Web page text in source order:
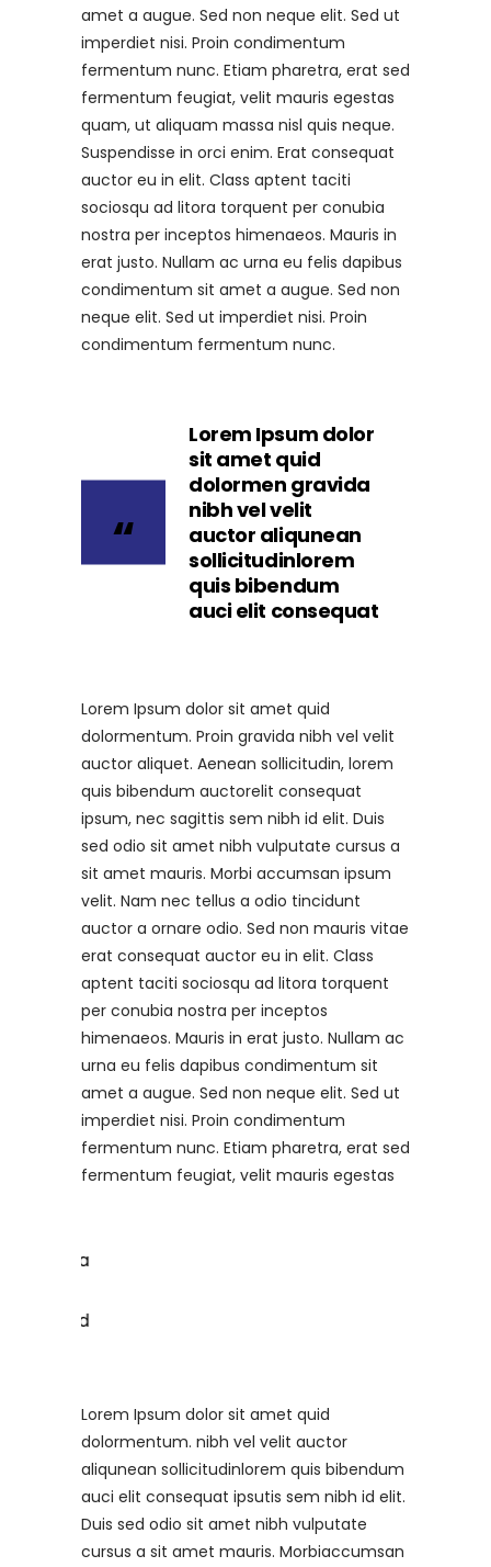
amet a augue. Sed non neque elit. Sed ut
imperdiet nisi. Proin condimentum
fermentum nunc. Etiam pharetra, erat sed
fermentum feugiat, velit mauris egestas
quam, ut aliquam massa nisl quis neque.
Suspendisse in orci enim. Erat consequat
auctor eu in elit. Class aptent taciti
sociosqu ad litora torquent per conubia
nostra per inceptos himenaeos. Mauris in
erat justo. Nullam ac urna eu felis dapibus
condimentum sit amet a augue. Sed non
neque elit. Sed ut imperdiet nisi. Proin
condimentum fermentum nunc.
Lorem Ipsum dolor
sit amet quid
dolormen gravida
nibh vel velit
auctor aliqunean
sollicitudinlorem
quis bibendum
auci elit consequat
Lorem Ipsum dolor sit amet quid
dolormentum. Proin gravida nibh vel velit
auctor aliquet. Aenean sollicitudin, lorem
quis bibendum auctorelit consequat
ipsum, nec sagittis sem nibh id elit. Duis
sed odio sit amet nibh vulputate cursus a
sit amet mauris. Morbi accumsan ipsum
velit. Nam nec tellus a odio tincidunt
auctor a ornare odio. Sed non mauris vitae
erat consequat auctor eu in elit. Class
aptent taciti sociosqu ad litora torquent
per conubia nostra per inceptos
himenaeos. Mauris in erat justo. Nullam ac
urna eu felis dapibus condimentum sit
amet a augue. Sed non neque elit. Sed ut
imperdiet nisi. Proin condimentum
fermentum nunc. Etiam pharetra, erat sed
fermentum feugiat, velit mauris egestas
Lorem Ipsum dolor sit amet quid
dolormentum. nibh vel velit auctor
aliqunean sollicitudinlorem quis bibendum
auci elit consequat ipsutis sem nibh id elit.
Duis sed odio sit amet nibh vulputate
cursus a sit amet mauris. Morbiaccumsan